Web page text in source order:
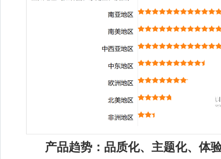
产品趋势：品质化、主题化、体